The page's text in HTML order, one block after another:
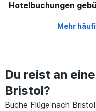
Hotelbuchungen
Mehr
Du reist an
Bristol?
Buche Flüge nach